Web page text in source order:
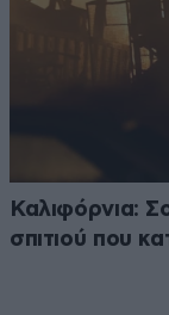
Καλιφόρνια:
σπιτιού που